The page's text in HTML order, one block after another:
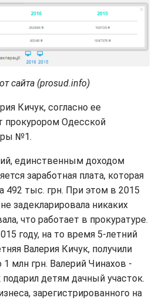
сайта (prosud.info)
Кичук, согласно ее
прокурором Одесской
№1.
единственным доходом
заработная плата, которая
492 тыс. грн. При этом в 2015
задекларировала никаких
что работает в прокуратуре.
году, на то время 5-летний
Валерия Кичук, получили
млн грн. Валерий Чинахов -
детям дачный участок.
зарегистрированного на